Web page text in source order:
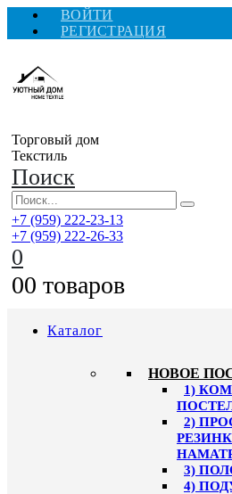
ВОЙТИ
РЕГИСТРАЦИЯ
Торговый дом
Текстиль
Поиск
+7 (959) 222-23-13
+7 (959) 222-26-33
0
00 товаров
Каталог
HОВОЕ
1)
2)
3)
4)